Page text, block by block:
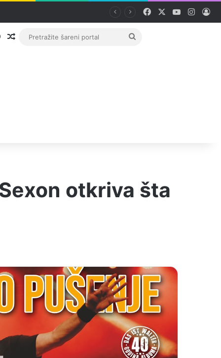
Facebook YouTube
PrijavaRandom članak
Pretražite
otkriva šta